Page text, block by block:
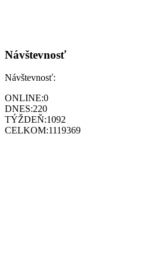
Návštevnosť
Návštevnosť:
ONLINE:0
DNES:220
TÝŽDEŇ:1092
CELKOM:1119369